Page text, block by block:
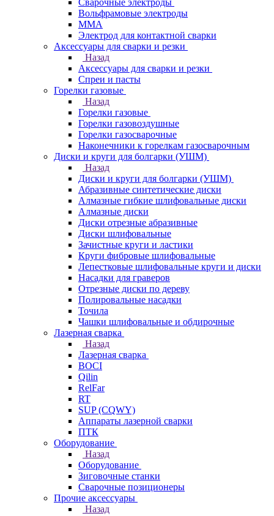
Сварочные электроды
Вольфрамовые электроды
ММА
Электрод для контактной сварки
Аксессуары для сварки и резки
Назад
Аксессуары для сварки и резки
Спреи и пасты
Горелки газовые
Назад
Горелки газовые
Горелки газовоздушные
Горелки газосварочные
Наконечники к горелкам газосварочным
Диски и круги для болгарки (УШМ)
Назад
Диски и круги для болгарки (УШМ)
Абразивные синтетические диски
Алмазные гибкие шлифовальные диски
Алмазные диски
Диски отрезные абразивные
Диски шлифовальные
Зачистные круги и ластики
Круги фибровые шлифовальные
Лепестковые шлифовальные круги и диски
Насадки для граверов
Отрезные диски по дереву
Полировальные насадки
Точила
Чашки шлифовальные и обдирочные
Лазерная сварка
Назад
Лазерная сварка
BOCI
Qilin
RelFar
RT
SUP (CQWY)
Аппараты лазерной сварки
ПТК
Оборудование
Назад
Оборудование
Зиговочные станки
Сварочные позиционеры
Прочие аксессуары
Назад